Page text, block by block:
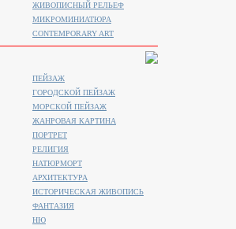
ЖИВОПИСНЫЙ РЕЛЬЕФ
МИКРОМИНИАТЮРА
CONTEMPORARY ART
ПЕЙЗАЖ
ГОРОДСКОЙ ПЕЙЗАЖ
МОРСКОЙ ПЕЙЗАЖ
ЖАНРОВАЯ КАРТИНА
ПОРТРЕТ
РЕЛИГИЯ
НАТЮРМОРТ
АРХИТЕКТУРА
ИСТОРИЧЕСКАЯ ЖИВОПИСЬ
ФАНТАЗИЯ
НЮ